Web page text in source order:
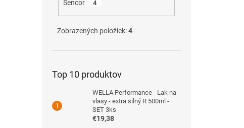
Sencor 4
Zobrazených položiek:4
Top 10 produktov
WELLA Performance - Lak na
vlasy - extra silný R 500ml -
SET 3ks
€19,38